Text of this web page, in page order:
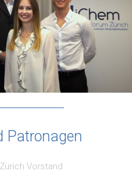
Patronagen
Vorstand